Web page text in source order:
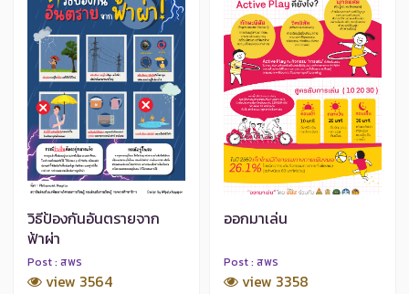
วิธีป้องกันอันตรายจาก
ฟ้าผ่า
Post : สพร
view 3564
ออกมาเล่น
Post : สพร
view 3358